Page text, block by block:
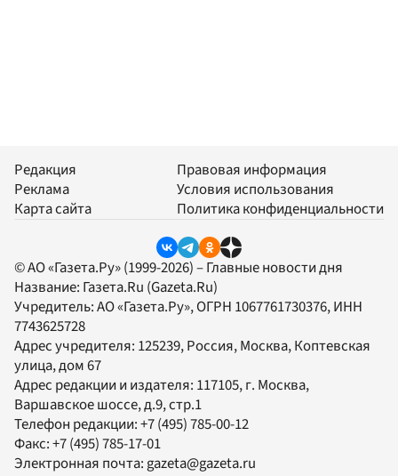
Редакция
Реклама
Карта сайта
Правовая информация
Условия использования
Политика конфиденциальности
© АО «Газета.Ру» (1999-2026) – Главные новости дня
Название: Газета.Ru (Gazeta.Ru)
Учредитель:АО «Газета.Ру», ОГРН 1067761730376, ИНН
7743625728
Адрес учредителя: 125239, Россия, Москва, Коптевская
улица, дом 67
Адрес редакции и издателя: 117105, г. Москва,
Варшавское шоссе, д.9, стр.1
Телефон редакции:+7 (495) 785-00-12
Факс:+7 (495) 785-17-01
Электронная почта:gazeta@gazeta.ru